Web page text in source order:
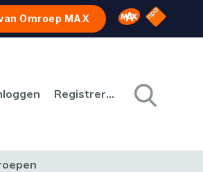
Omroep MAX Omroep MAX
NPO
Registreren